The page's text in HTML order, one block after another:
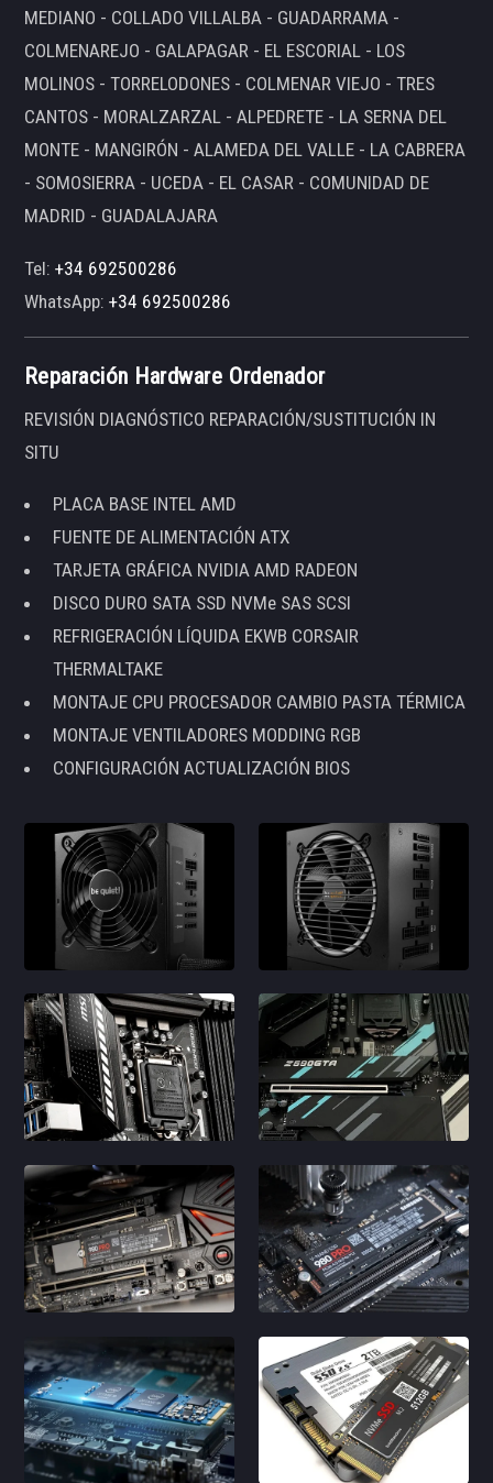
MEDIANO - COLLADO VILLALBA - GUADARRAMA -
COLMENAREJO - GALAPAGAR - EL ESCORIAL - LOS
MOLINOS - TORRELODONES - COLMENAR VIEJO - TRES
CANTOS - MORALZARZAL - ALPEDRETE - LA SERNA DEL
MONTE - MANGIRÓN - ALAMEDA DEL VALLE - LA CABRERA
- SOMOSIERRA - UCEDA - EL CASAR - COMUNIDAD DE
MADRID - GUADALAJARA
Tel:+34 692500286
WhatsApp:+34 692500286
Reparación Hardware Ordenador
REVISIÓN DIAGNÓSTICO REPARACIÓN/SUSTITUCIÓN IN
SITU
PLACA BASE INTEL AMD
FUENTE DE ALIMENTACIÓN ATX
TARJETA GRÁFICA NVIDIA AMD RADEON
DISCO DURO SATA SSD NVMe SAS SCSI
REFRIGERACIÓN LÍQUIDA EKWB CORSAIR
THERMALTAKE
MONTAJE CPU PROCESADOR CAMBIO PASTA TÉRMICA
MONTAJE VENTILADORES MODDING RGB
CONFIGURACIÓN ACTUALIZACIÓN BIOS